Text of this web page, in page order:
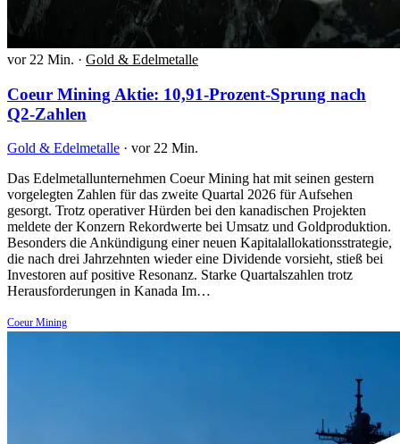
vor 22 Min. · Gold & Edelmetalle
Coeur Mining Aktie: 10,91-Prozent-Sprung nach
Q2-Zahlen
Gold & Edelmetalle · vor 22 Min.
Das Edelmetallunternehmen Coeur Mining hat mit seinen gestern
vorgelegten Zahlen für das zweite Quartal 2026 für Aufsehen
gesorgt. Trotz operativer Hürden bei den kanadischen Projekten
meldete der Konzern Rekordwerte bei Umsatz und Goldproduktion.
Besonders die Ankündigung einer neuen Kapitalallokationsstrategie,
die nach drei Jahrzehnten wieder eine Dividende vorsieht, stieß bei
Investoren auf positive Resonanz. Starke Quartalszahlen trotz
Herausforderungen in Kanada Im…
Coeur Mining